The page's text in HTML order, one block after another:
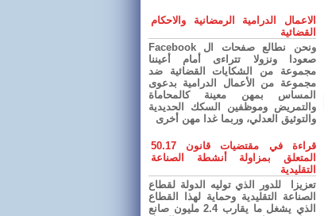
الاعمال الدرامية الرمضانية والاحكام
القضائية
ونحن نطالع صفحات ال Facebook
صعودا ونزولا تتراءى أمام أعيننا
مجموعة من الشكايات القضائية ضد
مجموعة من الأعمال الدرامية بدعوى
المساس بمهن معينة كالمحاماة
والتمريض وموظفين السكك الحديدية
والتوثيق العدلي، وربما غدا مهن أخرى
قراءة في مقتضيات قانون 50.17
المتعلق بمزاولة أنشطة الصناعة
التقليدية
تعزيزا للدور الذي توليه الدولة لقطاع
الصناعة التقليدية وحماية لهذا القطاع
الذي يشغل ما يقارب 2.4 مليون صانع